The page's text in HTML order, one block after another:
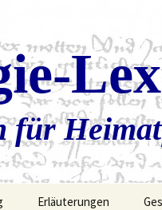
für
Erläuterungen